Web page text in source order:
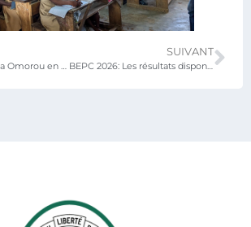
BEPC 2026: Mama Omorou en tournée de lancement dans le Grand Lomé
SUIVANT
BEPC 2026: Les résultats disponibles ce 25 juin à 16h